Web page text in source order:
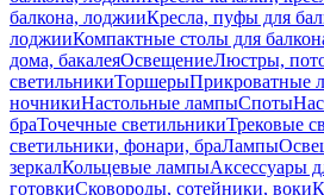
балкона, лоджииКресла, пуфы для
лоджииКомпактные столы для
дома, бакалеяОсвещениеЛюстры,
светильникиТоршерыПрикроватные
ночникиНастольные лампыСпоты
браТочечные светильникиТрековые
светильники, фонари, браЛампы
зеркалКольцевые лампыАксессуары
готовкиСковороды, сотейники, воки